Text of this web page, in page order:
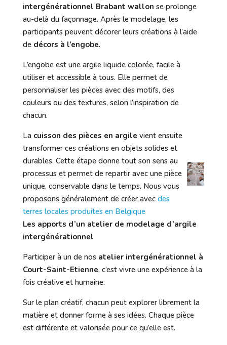
intergénérationnel Brabant wallon se prolonge
au-delà du façonnage. Après le modelage, les
participants peuvent décorer leurs créations à l’aide
de décors à l’engobe.
L’engobe est une argile liquide colorée, facile à
utiliser et accessible à tous. Elle permet de
personnaliser les pièces avec des motifs, des
couleurs ou des textures, selon l’inspiration de
chacun.
La cuisson des pièces en argile vient ensuite
transformer ces créations en objets solides et
durables. Cette étape donne tout son sens au
processus et permet de repartir avec une pièce
unique, conservable dans le temps. Nous vous
proposons généralement de créer avec des
terres locales produites en Belgique
Les apports d’un atelier de modelage d’argile
intergénérationnel
Participer à un de nos atelier intergénérationnel à
Court-Saint-Etienne, c’est vivre une expérience à la
fois créative et humaine.
Sur le plan créatif, chacun peut explorer librement la
matière et donner forme à ses idées. Chaque pièce
est différente et valorisée pour ce qu’elle est.